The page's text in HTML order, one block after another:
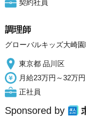
契約社員
調理師
グローバルキッズ大崎
東京都 品川区
月給23万円～32万円
正社員
Sponsored by